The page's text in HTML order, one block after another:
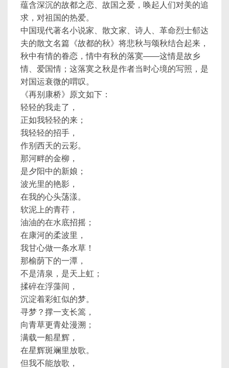
蕴含深沉的故都之恋、故国之爱，唤起人们对美的追
求，对祖国的热爱。
中国现代著名小说家、散文家、诗人、革命烈士郁达
夫的散文名篇《故都的秋》将悲秋与颂秋结合起来，
秋中有情的眷恋，情中有秋的落寞——这情是故乡
情、爱国情；这落寞之秋是作者当时心境的写照，是
对国运衰微的喟叹。
《再别康桥》原文如下：
轻轻的我走了，
正如我轻轻的来；
我轻轻的招手，
作别西天的云彩。
那河畔的金柳，
是夕阳中的新娘；
波光里的艳影，
在我的心头荡漾。
软泥上的青荇，
油油的在水底招摇；
在康河的柔波里，
我甘心做一条水草！
那榆荫下的一潭，
不是清泉，是天上虹；
揉碎在浮藻间，
沉淀着彩虹似的梦。
寻梦？撑一支长篙，
向青草更青处漫溯；
满载一船星辉，
在星辉斑斓里放歌。
但我不能放歌，